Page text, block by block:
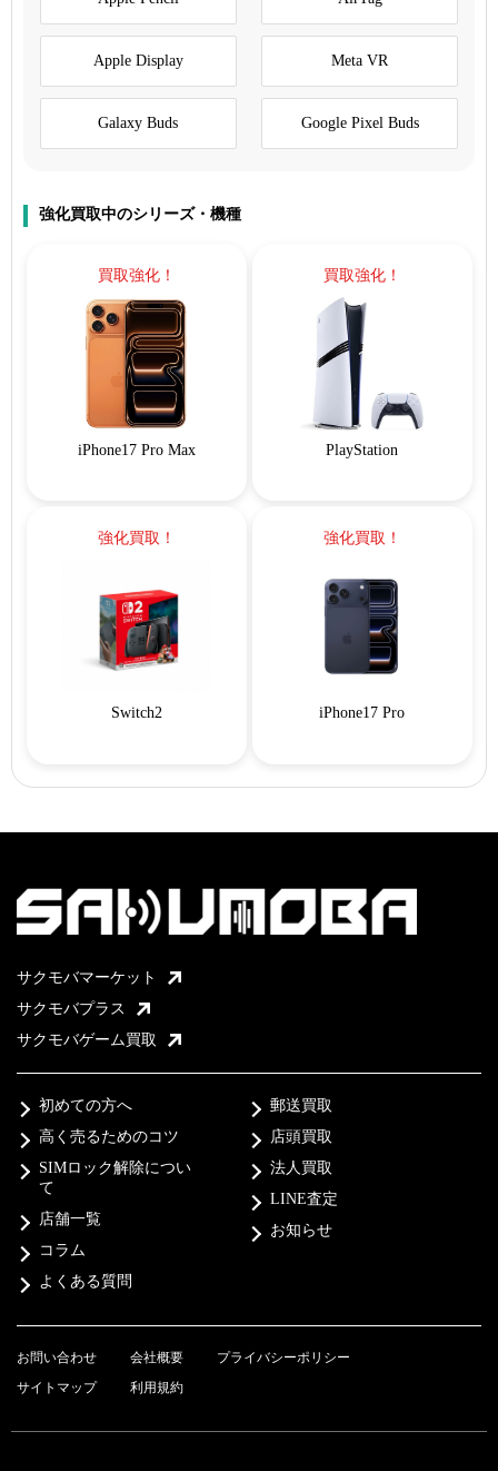
Apple Display Meta VR
Galaxy Buds Google Pixel Buds
強化買取中のシリーズ・機種
買取強化！
iPhone17 Pro Max
買取強化！
PlayStation
強化買取！
Switch2
強化買取！
iPhone17 Pro
サクモバマーケット
サクモバプラス
サクモバゲーム買取
初めての方へ
高く売るためのコツ
SIMロック解除につい
て
店舗一覧
コラム
よくある質問
郵送買取
店頭買取
法人買取
LINE査定
お知らせ
お問い合わせ 会社概要
プライバシーポリシー
サイトマップ
利用規約